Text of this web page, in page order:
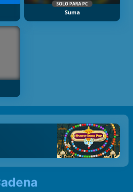
SOLO PARA PC
Suma